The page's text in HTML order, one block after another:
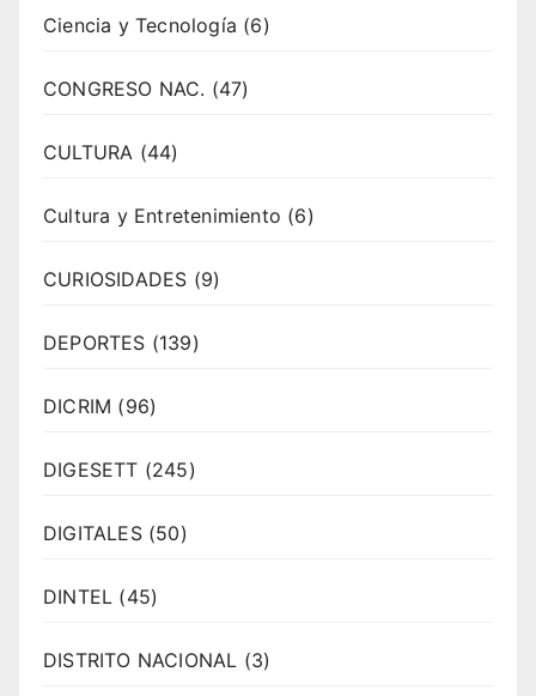
Ciencia y Tecnología (6)
CONGRESO NAC. (47)
CULTURA (44)
Cultura y Entretenimiento (6)
CURIOSIDADES (9)
DEPORTES (139)
DICRIM (96)
DIGESETT (245)
DIGITALES(50)
DINTEL (45)
DISTRITO NACIONAL (3)